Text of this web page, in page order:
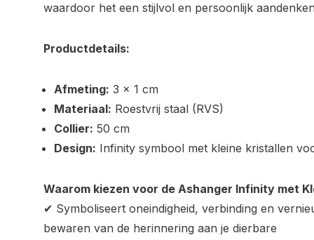
waardoor het een stijlvol en persoonlijk
Productdetails:
Afmeting: 3 x 1 cm
Materiaal: Roestvrij staal (RVS)
Collier: 50 cm
Design: Infinity symbool met kleine kristallen
Waarom kiezen voor de Ashanger Infinity met
✔ Symboliseert oneindigheid, verbinding en
bewaren van de herinnering aan je dierbare